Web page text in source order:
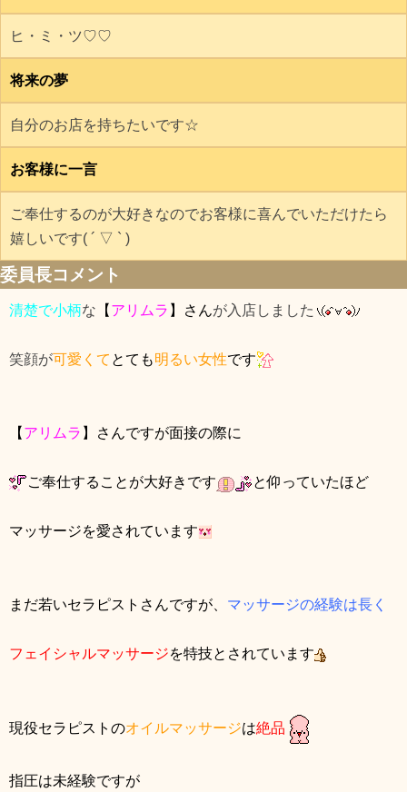
ヒ・ミ・ツ♡♡
将来の夢
自分のお店を持ちたいです☆
お客様に一言
ご奉仕するのが大好きなのでお客様に喜んでいただけたら
嬉しいです( ´ ▽ ` )
委員長コメント
清楚で小柄な 【 アリムラ 】 さんが入店しました
笑顔が可愛くて とても明るい女性です
【 アリムラ 】さんですが面接の際に
ご奉仕することが大好きです と仰っていたほど
マッサージを愛されています
まだ若いセラピストさんですが、 マッサージの経験は長く
フェイシャルマッサージを特技とされています
現役セラピストのオイルマッサージは絶品
指圧は未経験ですが